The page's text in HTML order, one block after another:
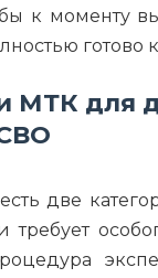
к моменту
готово
МТК для
две
требует